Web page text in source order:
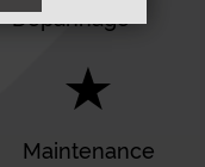
Dépannage
Maintenance